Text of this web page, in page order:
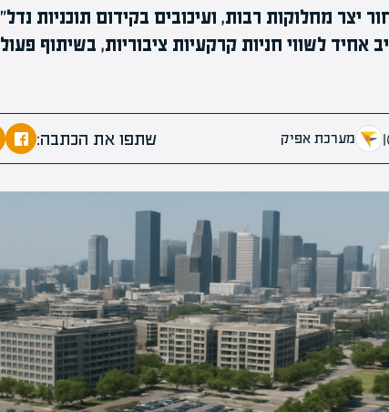
יצר מחלוקות רבות, ועיכובים בקידום תוכניות
לשווי חניות קרקעיות ציבוריות, בשיתוף
| מערכת אפיק שתפו את הכתבה: